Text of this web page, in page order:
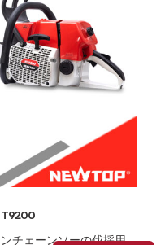
チェーンソーの伐採用